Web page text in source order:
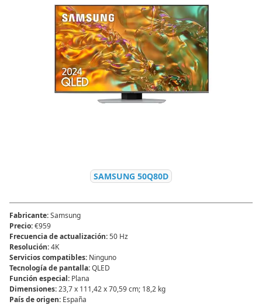
SAMSUNG 50Q80D
Fabricante:Samsung
Precio:€959
Frecuencia de actualización:50 Hz
Resolución:4K
Servicios compatibles: Ninguno
Tecnología de pantalla:QLED
Función especial: Plana
Dimensiones:23,7 x 111,42 x 70,59 cm; 18,2 kg
País de origen: España